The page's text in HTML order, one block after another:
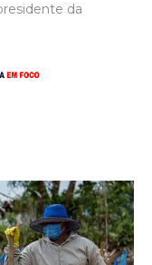
da